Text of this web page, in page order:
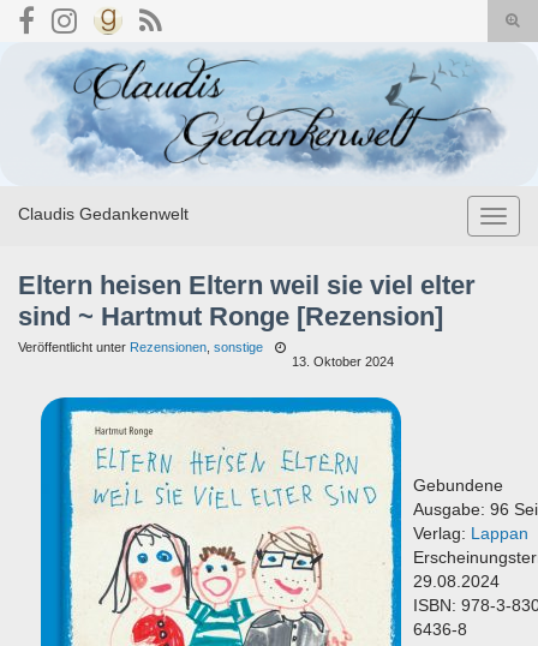
Search for:
Claudis Gedankenwelt
Eltern heisen Eltern weil sie viel elter
sind ~ Hartmut Ronge [Rezension]
Veröffentlicht unter Rezensionen sonstige
13. Oktober 2024
Gebundene
Ausgabe: 96
Verlag: Lappan
29.08.2024
ISBN: 978-3-
6436-8